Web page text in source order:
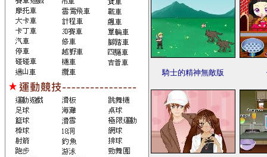
騎士的精神無敵版